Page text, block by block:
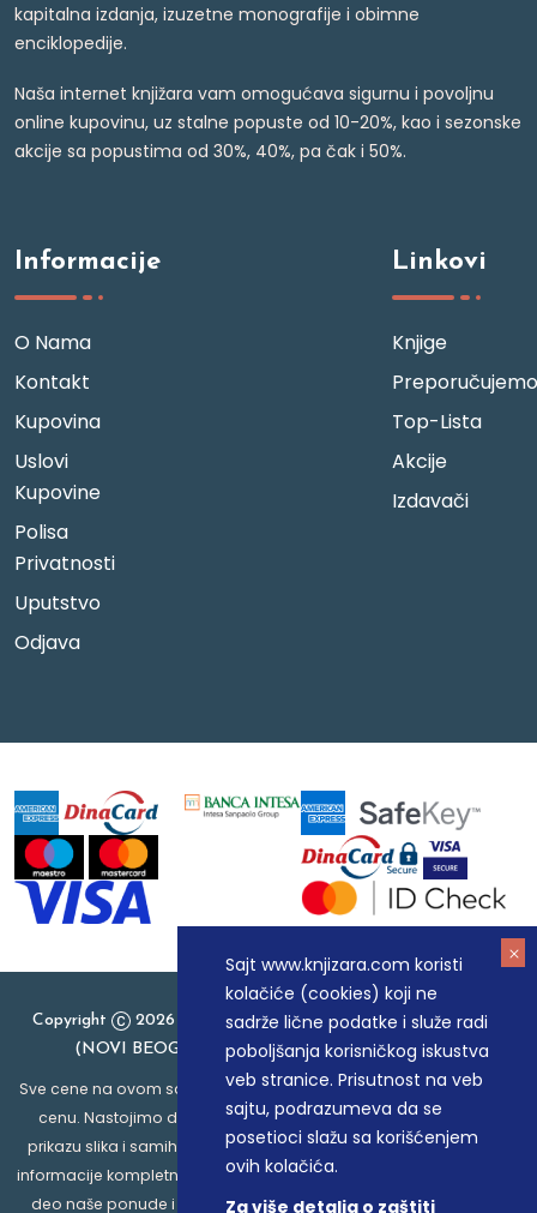
Sajt www.knjizara.com koristi
kolačiće (cookies) koji ne
sadrže lične podatke i služe radi
poboljšanja korisničkog iskustva
veb stranice. Prisutnost na veb
sajtu, podrazumeva da se
posetioci slažu sa korišćenjem
ovih kolačića.
Za više detalja o zaštiti
kapitalna izdanja, izuzetne monografije i obimne
enciklopedije.
Naša internet knjižara vam omogućava sigurnu i povoljnu
online kupovinu, uz stalne popuste od 10-20%, kao i sezonske
akcije sa popustima od 30%, 40%, pa čak i 50%.
Informacije
O Nama
Kontakt
Kupovina
Uslovi
Kupovine
Polisa
Privatnosti
Uputstvo
Odjava
Linkovi
Knjige
Preporučujemo
Top-Lista
Akcije
Izdavači
Copyright
2026 Knjizara.com - MAKART DOO BEOGRAD
(NOVI BEOGRAD), PIB: 105184104, MB: 20337524
Sve cene na ovom sajtu iskazane su u dinarima. PDV je uračunat u
cenu. Nastojimo da budemo što precizniji u opisu proizvoda,
prikazu slika i samih cena, ali ne možemo garantovati da su sve
informacije kompletne i bez grešaka. Svi artikli prikazani na sajtu su
deo naše ponude i ne podrazumeva da su dostupni u svakom